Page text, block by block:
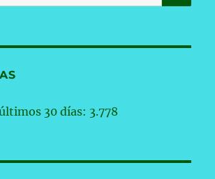
30 días: 3.778